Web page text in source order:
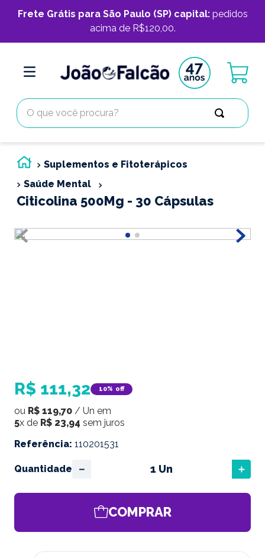
Frete Grátis para São Paulo (SP) capital:pedidos
acima de R$120,00.
O que você procura?
Suplementos e Fitoterápicos
Saúde Mental
Citicolina 500Mg - 30 Cápsulas
R$ 111,32 10% off
ou R$ 119,70 / Un em
5x de R$ 23,94 sem juros
Referência: 110201531
Quantidade ＋
－
COMPRAR